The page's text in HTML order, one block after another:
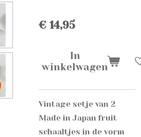
€ 14,95
In
winkelwagen
Vintage setje van 2
Made in Japan fruit
schaaltjes in de vorm